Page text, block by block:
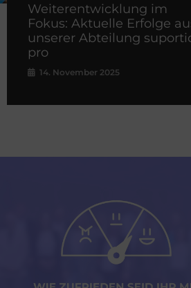
Weiterentwicklung im
Fokus: Aktuelle Erfolge
unserer Abteilung
pro
14. November 2025